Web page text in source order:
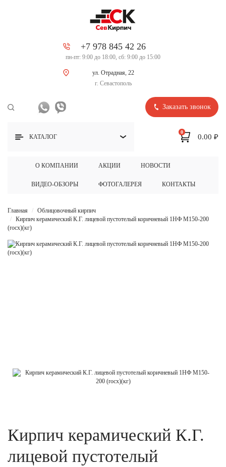
+7 978 845 42 26
пн-пт: 9:00 до 18:00, сб: 9:00 до 15:00
ул. Отрадная, 22
г. Севастополь
Заказать звонок
КАТАЛОГ
О КОМПАНИИ АКЦИИ НОВОСТИ
ВИДЕО-ОБЗОРЫ ФОТОГАЛЕРЕЯ КОНТАКТЫ
0
0.00 ₽
Главная
Облицовочный кирпич
Кирпич керамический К.Г. лицевой пустотелый коричневый 1НФ М150-200
(rocx)(кг)
Кирпич керамический К.Г.
лицевой пустотелый